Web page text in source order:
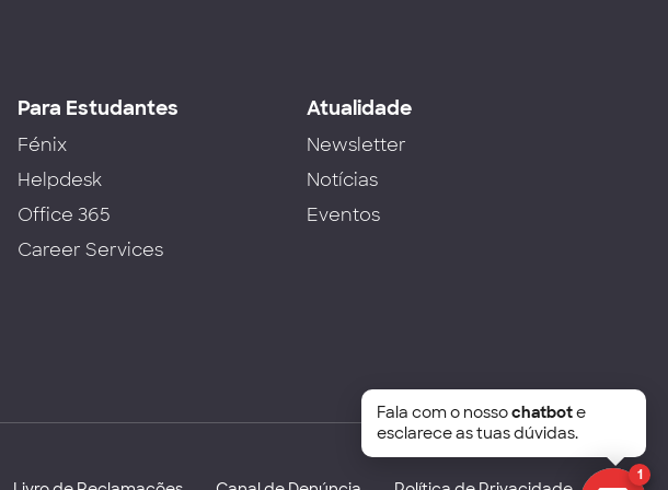
Para Estudantes
Fénix
Helpdesk
Office 365
Career Services
Atualidade
Newsletter
Notícias
Eventos
1
Fala com o nossochatbote
esclarece as tuas dúvidas.